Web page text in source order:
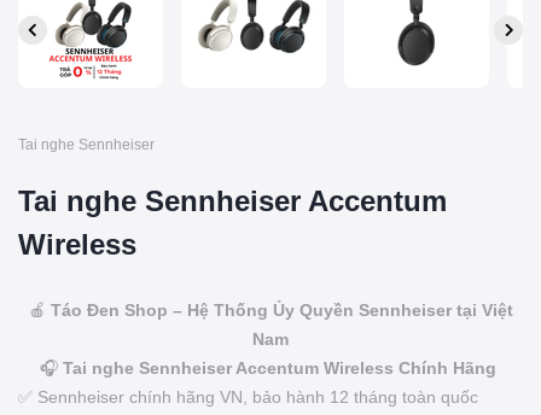
Tai nghe Sennheiser
Tai nghe Sennheiser Accentum
Wireless
🍎 Táo Đen Shop – Hệ Thống Ủy Quyền Sennheiser tại Việt
Nam
🎧 Tai nghe Sennheiser Accentum Wireless Chính Hãng
✅ Sennheiser chính hãng VN, bảo hành 12 tháng toàn quốc